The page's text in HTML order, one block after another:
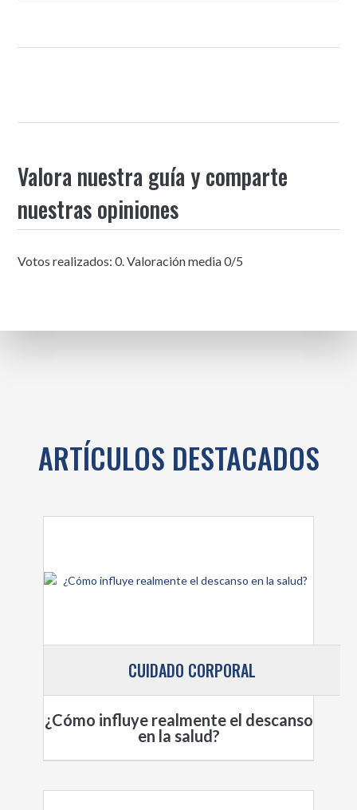
Valora nuestra guía y comparte
nuestras opiniones
Votos realizados:0. Valoración media0/5
ARTÍCULOS DESTACADOS
CUIDADO CORPORAL
¿Cómo influye realmente el descanso
en la salud?